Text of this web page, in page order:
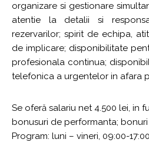
organizare si gestionare
atentie la detalii si
rezervarilor; spirit de echipa,
de implicare; disponibilitate
profesionala continua;
telefonica a urgentelor in afara
Se oferă salariu net 4.500 lei, in
bonusuri de performanta; bonuri
Program: luni – vineri, 09:00-17:00